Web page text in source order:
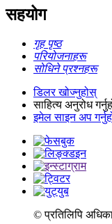
सहयोग
गृह पृष्ठ
परियोजनाहरू
सोधिने प्रश्नहरू
डिलर खोज्नुहोस्
साहित्य अनुरोध
इमेल साइन अप
© प्रतिलिपि